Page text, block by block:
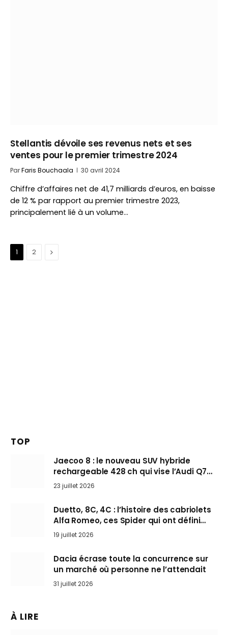
Stellantis dévoile ses revenus nets et ses
ventes pour le premier trimestre 2024
ParFaris Bouchaala 30 avril 2024
Chiffre d’affaires net de 41,7 milliards d’euros, en baisse
de 12 % par rapport au premier trimestre 2023,
principalement lié à un volume…
1 2 Suivant
TOP
Jaecoo 8 : le nouveau SUV hybride
rechargeable 428 ch qui vise l’Audi Q7
arrive en Europe cet automne
23 juillet 2026
Duetto, 8C, 4C : l’histoire des cabriolets
Alfa Romeo, ces Spider qui ont défini
l’art de rouler cheveux au vent
19 juillet 2026
Dacia écrase toute la concurrence sur
un marché où personne ne l’attendait
31 juillet 2026
À LIRE